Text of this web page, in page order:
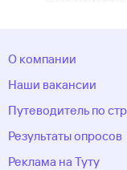
О компании
Наши вакансии
Путеводитель по
Результаты опросов
Реклама на Туту